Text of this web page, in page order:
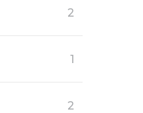
2
1
2